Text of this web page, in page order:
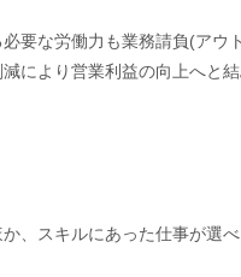
要な労働力も業務請負(アウ
により営業利益の向上へと結
、スキルにあった仕事が選べ